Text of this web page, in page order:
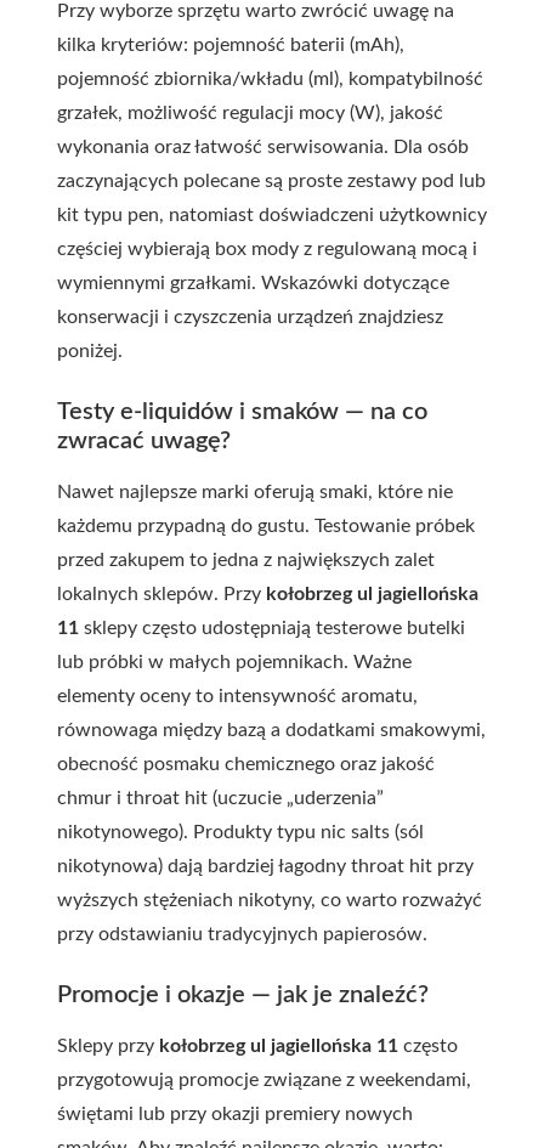
Przy wyborze sprzętu warto zwrócić uwagę na
kilka kryteriów: pojemność baterii (mAh),
pojemność zbiornika/wkładu (ml), kompatybilność
grzałek, możliwość regulacji mocy (W), jakość
wykonania oraz łatwość serwisowania. Dla osób
zaczynających polecane są proste zestawy pod lub
kit typu pen, natomiast doświadczeni użytkownicy
częściej wybierają box mody z regulowaną mocą i
wymiennymi grzałkami. Wskazówki dotyczące
konserwacji i czyszczenia urządzeń znajdziesz
poniżej.
Testy e-liquidów i smaków — na co
zwracać uwagę?
Nawet najlepsze marki oferują smaki, które nie
każdemu przypadną do gustu. Testowanie próbek
przed zakupem to jedna z największych zalet
lokalnych sklepów. Przy kołobrzeg ul jagiellońska
11 sklepy często udostępniają testerowe butelki
lub próbki w małych pojemnikach. Ważne
elementy oceny to intensywność aromatu,
równowaga między bazą a dodatkami smakowymi,
obecność posmaku chemicznego oraz jakość
chmur i throat hit (uczucie „uderzenia”
nikotynowego). Produkty typu nic salts (sól
nikotynowa) dają bardziej łagodny throat hit przy
wyższych stężeniach nikotyny, co warto rozważyć
przy odstawianiu tradycyjnych papierosów.
Promocje i okazje — jak je znaleźć?
Sklepy przy kołobrzeg ul jagiellońska 11 często
przygotowują promocje związane z weekendami,
świętami lub przy okazji premiery nowych